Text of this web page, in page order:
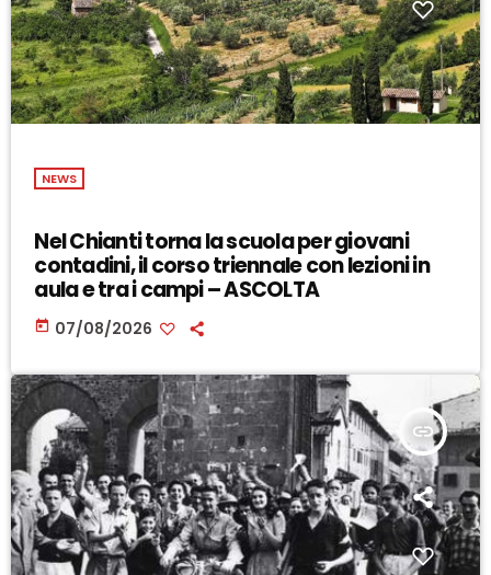
NEWS
Nel Chianti torna la scuola per giovani
contadini, il corso triennale con lezioni in
aula e tra i campi – ASCOLTA
today 07/08/2026
insert_link